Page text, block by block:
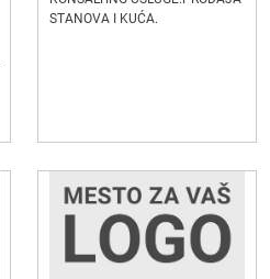
STANOVA I KUĆA.